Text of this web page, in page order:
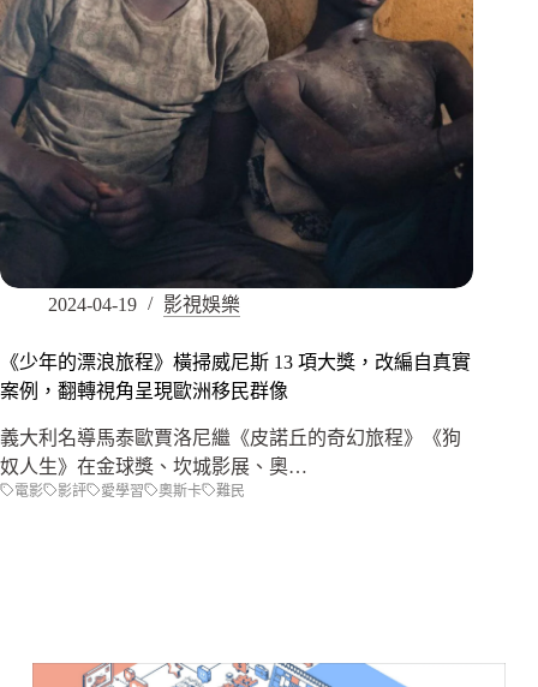
2024-04-19 影視娛樂
《少年的漂浪旅程》橫掃威尼斯 13 項大獎，改編自真實
案例，翻轉視角呈現歐洲移民群像
義大利名導馬泰歐賈洛尼繼《皮諾丘的奇幻旅程》《狗
奴人生》在金球獎、坎城影展、奧…
電影 影評 愛學習 奧斯卡 難民